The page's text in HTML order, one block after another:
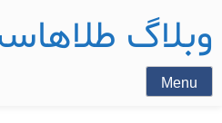
وبلاگ
Menu